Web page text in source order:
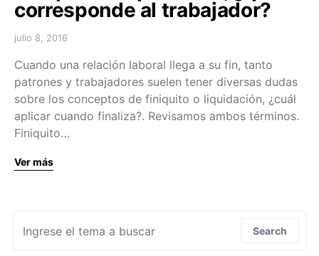
corresponde al trabajador?
julio 8, 2016
Cuando una relación laboral llega a su fin, tanto
patrones y trabajadores suelen tener diversas dudas
sobre los conceptos de finiquito o liquidación, ¿cuál
aplicar cuando finaliza?. Revisamos ambos términos.
Finiquito…
Ver más
Search